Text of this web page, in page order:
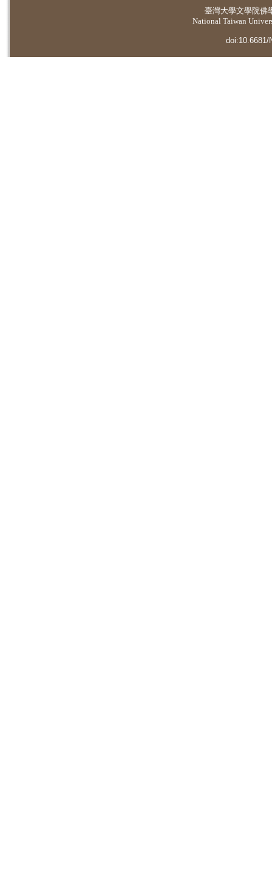
臺灣大學文學院佛
National Taiwan
doi:10.6681/